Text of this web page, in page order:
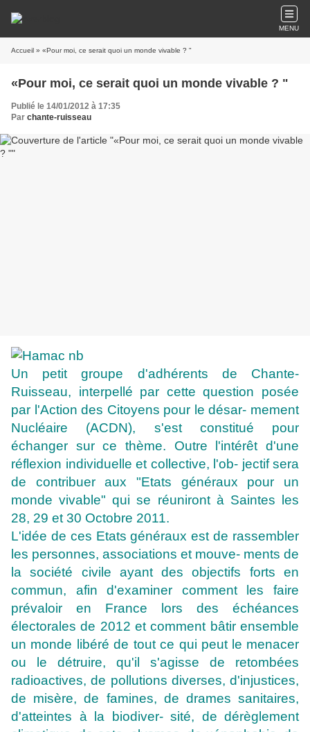
MENU
Accueil » «Pour moi, ce serait quoi un monde vivable ? "
«Pour moi, ce serait quoi un monde vivable ? "
Publié le 14/01/2012 à 17:35
Par chante-ruisseau
Un petit groupe d'adhérents de Chante-
Ruisseau, interpellé par cette question posée
par l'Action des Citoyens pour le désar- mement
Nucléaire (ACDN), s'est constitué pour
échanger sur ce thème. Outre l'intérêt d'une
réflexion individuelle et collective, l'ob- jectif sera
de contribuer aux "Etats généraux pour un
monde vivable" qui se réuniront à Saintes les
28, 29 et 30 Octobre 2011.
L'idée de ces Etats généraux est de rassembler
les personnes, associations et mouve- ments de
la société civile ayant des objectifs forts en
commun, afin d'examiner comment les faire
prévaloir en France lors des échéances
électorales de 2012 et comment bâtir ensemble
un monde libéré de tout ce qui peut le menacer
ou le détruire, qu'il s'agisse de retombées
radioactives, de pollutions diverses, d'injustices,
de misère, de famines, de drames sanitaires,
d'atteintes à la biodiver- sité, de dérèglement